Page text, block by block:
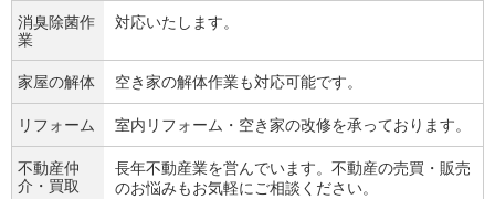
消臭除菌作
業
対応いたします。
家屋の解体 空き家の解体作業も対応可能です。
リフォーム 室内リフォーム・空き家の改修を承っております。
不動産仲
介・買取
長年不動産業を営んでいます。不動産の売買・販売
のお悩みもお気軽にご相談ください。